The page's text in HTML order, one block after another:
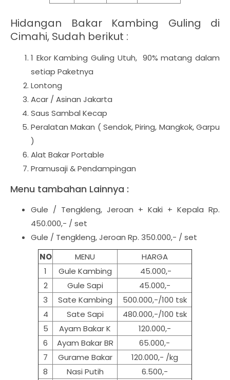
Hidangan Bakar Kambing Guling di
Cimahi, Sudah berikut :
1 Ekor Kambing Guling Utuh, 90% matang dalam
setiap Paketnya
Lontong
Acar / Asinan Jakarta
Saus Sambal Kecap
Peralatan Makan ( Sendok, Piring, Mangkok, Garpu
)
Alat Bakar Portable
Pramusaji & Pendampingan
Menu tambahan Lainnya :
Gule / Tengkleng, Jeroan + Kaki + Kepala Rp.
450.000,- / set
Gule / Tengkleng, Jeroan Rp. 350.000,- / set
NO
MENU
HARGA
1
Gule Kambing
45.000,-
2
Gule Sapi
45.000,-
3
Sate Kambing
500.000,-/100 tsk
4
Sate Sapi
480.000,-/100 tsk
5
Ayam Bakar K
120.000,-
6
Ayam Bakar BR
65.000,-
7
Gurame Bakar
120.000,- /kg
8
Nasi Putih
6.500,-